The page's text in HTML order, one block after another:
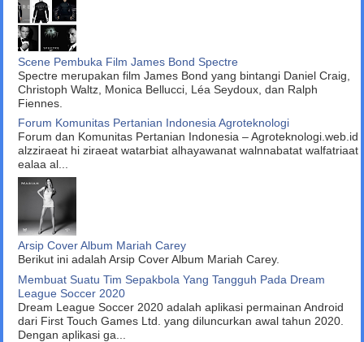
Scene Pembuka Film James Bond Spectre
Spectre merupakan film James Bond yang bintangi Daniel Craig,
Christoph Waltz, Monica Bellucci, Léa Seydoux, dan Ralph
Fiennes.
Forum Komunitas Pertanian Indonesia Agroteknologi
Forum dan Komunitas Pertanian Indonesia – Agroteknologi.web.id
alzziraeat hi ziraeat watarbiat alhayawanat walnnabatat walfatriaat
ealaa al...
Arsip Cover Album Mariah Carey
Berikut ini adalah Arsip Cover Album Mariah Carey.
Membuat Suatu Tim Sepakbola Yang Tangguh Pada Dream
League Soccer 2020
Dream League Soccer 2020 adalah aplikasi permainan Android
dari First Touch Games Ltd. yang diluncurkan awal tahun 2020.
Dengan aplikasi ga...